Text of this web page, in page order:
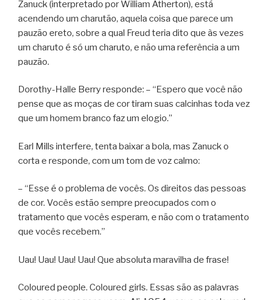
Zanuck (interpretado por William Atherton), está
acendendo um charutão, aquela coisa que parece um
pauzão ereto, sobre a qual Freud teria dito que às vezes
um charuto é só um charuto, e não uma referência a um
pauzão.
Dorothy-Halle Berry responde: – “Espero que você não
pense que as moças de cor tiram suas calcinhas toda vez
que um homem branco faz um elogio.”
Earl Mills interfere, tenta baixar a bola, mas Zanuck o
corta e responde, com um tom de voz calmo:
– “Esse é o problema de vocês. Os direitos das pessoas
de cor. Vocês estão sempre preocupados com o
tratamento que vocês esperam, e não com o tratamento
que vocês recebem.”
Uau! Uau! Uau! Uau! Que absoluta maravilha de frase!
Coloured people. Coloured girls. Essas são as palavras